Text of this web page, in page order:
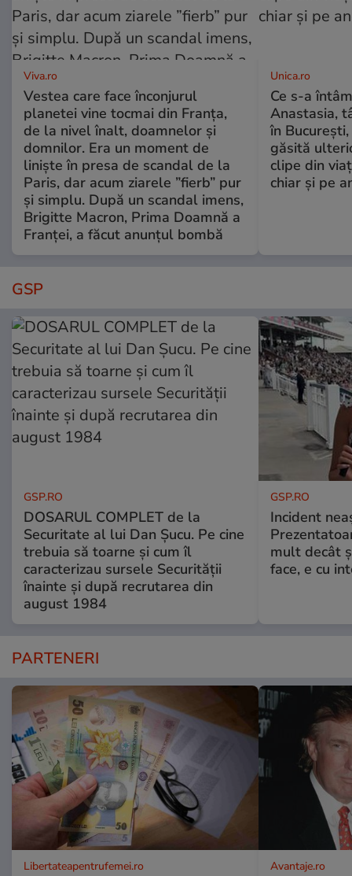
Viva.ro
Vestea care face înconjurul
planetei vine tocmai din Franța,
de la nivel înalt, doamnelor și
domnilor. Era un moment de
liniște în presa de scandal de la
Paris, dar acum ziarele ”fierb” pur
și simplu. După un scandal imens,
Brigitte Macron, Prima Doamnă a
Franței, a făcut anunțul bombă
Unica.ro
Ce s-a
Anastasia,
în
găsită
clipe din
chiar și pe
GSP
GSP.RO
DOSARUL COMPLET de la
Securitate al lui Dan Șucu. Pe cine
trebuia să toarne și cum îl
caracterizau sursele Securității
înainte și după recrutarea din
august 1984
GSP.RO
Incident
mult decât
face, e cu
PARTENERI
Libertateapentrufemei.ro Avantaje.ro